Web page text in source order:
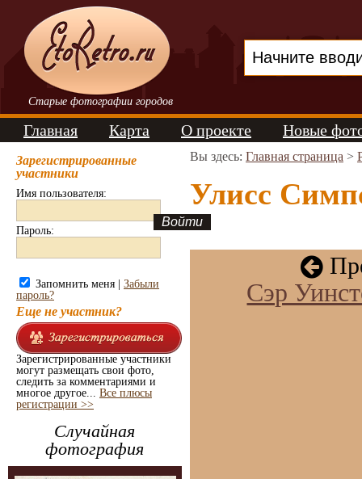
Старые фотографии городов
Главная Карта О проекте Новые
Зарегистрированные
участники
Имя пользователя:
Пароль:
Запомнить меня | Забыли
пароль?
Еще не участник?
Зарегистрированные участники
могут размещать свои фото,
следить за комментариями и
многое другое... Все плюсы
регистрации >>
Случайная
фотография
Вы здесь: Главная страница >
Улисс
Сэр